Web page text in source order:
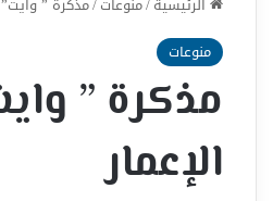
منوعات
مذكرة ”
الإعمار